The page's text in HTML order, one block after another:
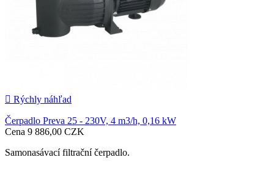
 Rýchly náhľad
Čerpadlo Preva 25 - 230V, 4 m3/h, 0,16 kW
Cena 9 886,00 CZK
Samonasávací filtrační čerpadlo.